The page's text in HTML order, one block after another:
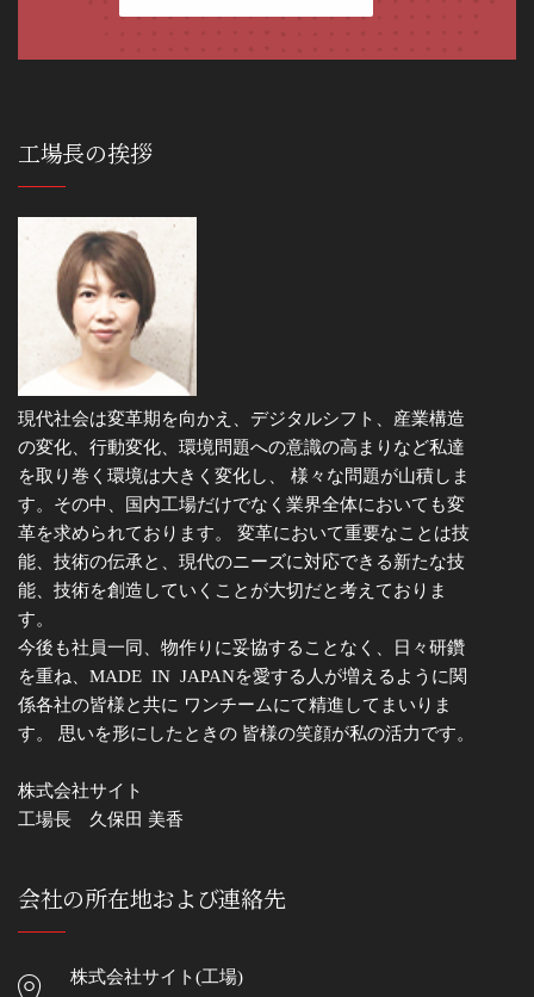
工場長の挨拶
現代社会は変革期を向かえ、デジタルシフト、産業構造
の変化、行動変化、環境問題への意識の高まりなど私達
を取り巻く環境は大きく変化し、 様々な問題が山積しま
す。その中、国内工場だけでなく業界全体においても変
革を求められております。 変革において重要なことは技
能、技術の伝承と、現代のニーズに対応できる新たな技
能、技術を創造していくことが大切だと考えておりま
す。
今後も社員一同、物作りに妥協することなく、日々研鑽
を重ね、MADE IN JAPANを愛する人が増えるように関
係各社の皆様と共に ワンチームにて精進してまいりま
す。 思いを形にしたときの 皆様の笑顔が私の活力です。
株式会社サイト
工場長 久保田 美香
会社の所在地および連絡先
株式会社サイト(工場)